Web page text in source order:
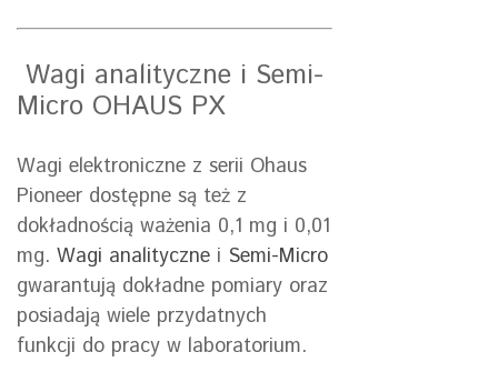
Wagi analityczne i Semi-
Micro OHAUS PX
Wagi elektroniczne z serii Ohaus
Pioneer dostępne są też z
dokładnością ważenia 0,1 mg i 0,01
mg. Wagi analityczne i Semi-Micro
gwarantują dokładne pomiary oraz
posiadają wiele przydatnych
funkcji do pracy w laboratorium.